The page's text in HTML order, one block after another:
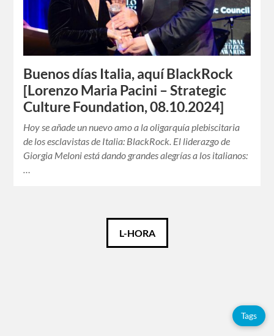
Buenos días Italia, aquí BlackRock
[Lorenzo Maria Pacini – Strategic
Culture Foundation, 08.10.2024]
Hoy se añade un nuevo amo a la oligarquía plebiscitaria
de los esclavistas de Italia: BlackRock. El liderazgo de
Giorgia Meloni está dando grandes alegrías a los italianos:
…
L-HORA
Tags